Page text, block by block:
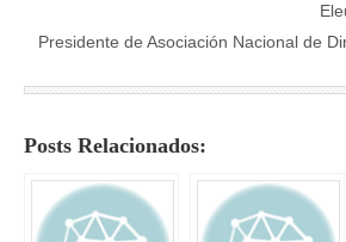
Presidente de Asociación Nacional de
Posts Relacionados: